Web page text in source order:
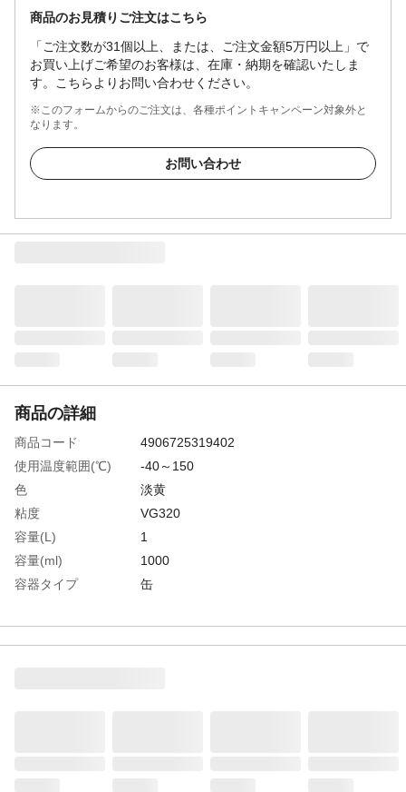
商品のお見積りご注文はこちら
「ご注文数が31個以上、または、ご注文金額5万円以上」で
お買い上げご希望のお客様は、在庫・納期を確認いたしま
す。こちらよりお問い合わせください。
※このフォームからのご注文は、各種ポイントキャンペーン対象外と
なります。
お問い合わせ
商品の詳細
商品コード
4906725319402
使用温度範囲(℃)
-40～150
色
淡黄
粘度
VG320
容量(L)
1
容量(ml)
1000
容器タイプ
缶
重さ
1.100KG